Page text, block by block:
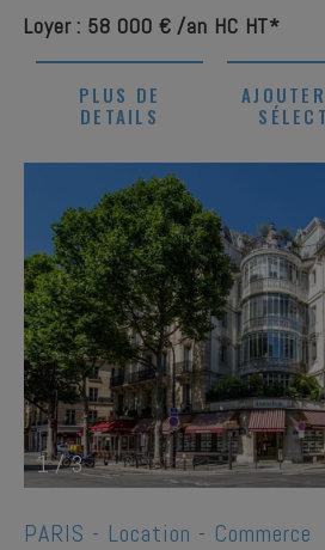
Loyer : 58 000 € /an HC HT*
PLUS DE
DETAILS
1/3
PARIS - Location - Commerce